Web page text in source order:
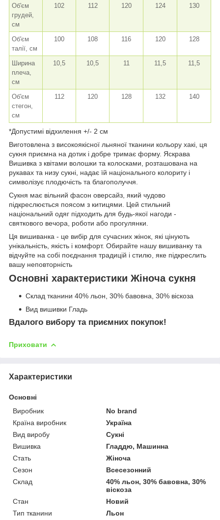
Об'єм
грудей,
см
102 112 120 124 130
Об'єм
талії, см
100 108 116 120 128
Ширина
плеча,
см
10,5 10,5 11 11,5 11,5
Об'єм
стегон,
см
112 120 128 132 140
*Допустимі відхилення +/- 2 см
Виготовлена з високоякісної льняної тканини кольору хакі, ця
сукня приємна на дотик і добре тримає форму. Яскрава
Вишивка з квітами волошки та колосками, розташована на
рукавах та низу сукні, надає їй національного колориту і
символізує плодючість та благополуччя.
Сукня має вільний фасон оверсайз, який чудово
підкреслюється поясом з китицями. Цей стильний
національний одяг підходить для будь-якої нагоди -
святкового вечора, роботи або прогулянки.
Ця вишиванка - це вибір для сучасних жінок, які цінують
унікальність, якість і комфорт. Обирайте нашу вишиванку та
відчуйте на собі поєднання традицій і стилю, яке підкреслить
вашу неповторність
Основні характеристики Жіноча сукня
Склад тканини 40% льон, 30% бавовна, 30% віскоза
Вид вишивки Гладь
Вдалого вибору та приємних покупок!
Приховати
Характеристики
Основні
Виробник
No brand
Країна виробник
Україна
Вид виробу
Сукні
Вишивка
Гладдю, Машинна
Стать
Жіноча
Сезон
Всесезонний
Склад
40% льон, 30% бавовна, 30%
віскоза
Стан
Новий
Тип тканини
Льон